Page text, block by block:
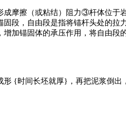
摩擦（或粘结）阻力③杆体位于
段，自由段是指将锚杆头处的拉
加锚固体的承压作用，将自由段
形 {时间长坯就厚}，再把泥浆倒